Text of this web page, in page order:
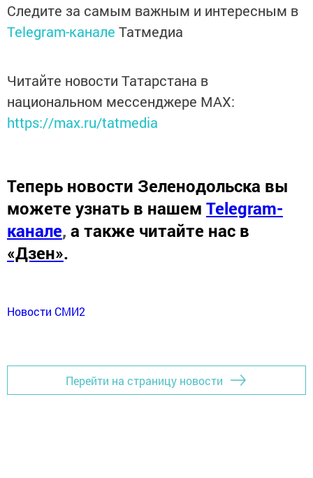
Следите за самым важным и интересным в
Telegram-канале Татмедиа
Читайте новости Татарстана в
национальном мессенджере MАХ:
https://max.ru/tatmedia
Теперь новости Зеленодольска вы
можете узнать в нашем Telegram-
канале, а также читайте нас в
«Дзен».
Новости СМИ2
Перейти на страницу новости